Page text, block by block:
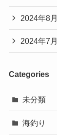
2024年8月
2024年7月
Categories
未分類
海釣り